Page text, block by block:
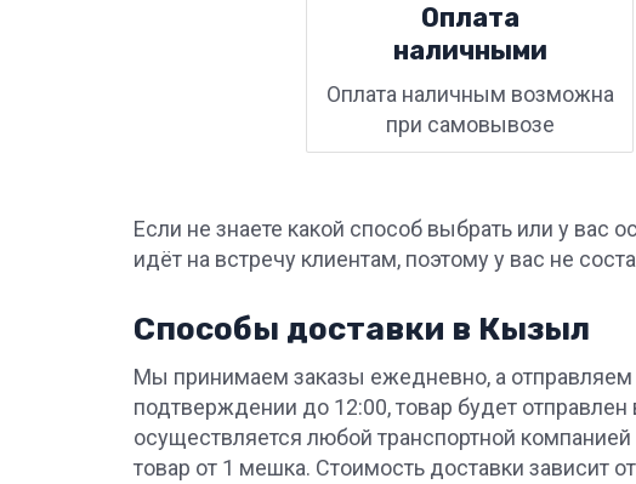
Оплата
наличными
Оплата наличным возможна
при самовывозе
Если не знаете какой способ выбрать или у
идёт на встречу клиентам, поэтому у вас не
Способы доставки в Кызыл
Мы принимаем заказы ежедневно, а
подтверждении до 12:00, товар будет
осуществляется любой транспортной
товар от 1 мешка. Стоимость доставки зависит